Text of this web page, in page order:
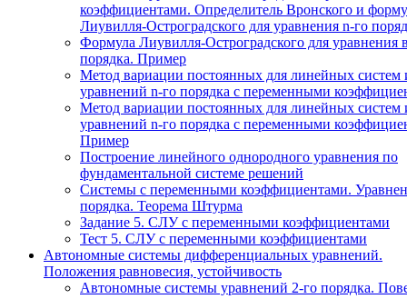
коэффициентами. Определитель Вронского и
Лиувилля-Остроградского для уравнения n-го
Формула Лиувилля-Остроградского для уравнения
порядка. Пример
Метод вариации постоянных для линейных систем
уравнений n-го порядка с переменными
Метод вариации постоянных для линейных систем
уравнений n-го порядка с переменными
Пример
Построение линейного однородного уравнения по
фундаментальной системе решений
Системы с переменными коэффициентами.
порядка. Теорема Штурма
Задание 5. СЛУ с переменными коэффициентами
Тест 5. СЛУ с переменными коэффициентами
Автономные системы дифференциальных уравнений.
Положения равновесия, устойчивость
Автономные системы уравнений 2-го порядка.